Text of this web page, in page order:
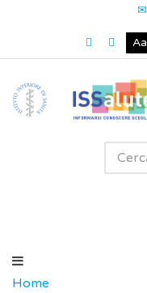
Aa
Home